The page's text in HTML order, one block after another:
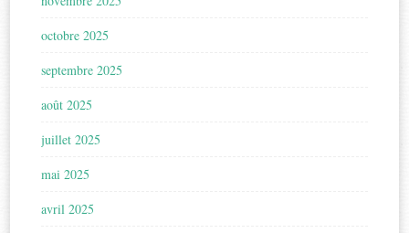
octobre 2025
septembre 2025
août 2025
juillet 2025
mai 2025
avril 2025